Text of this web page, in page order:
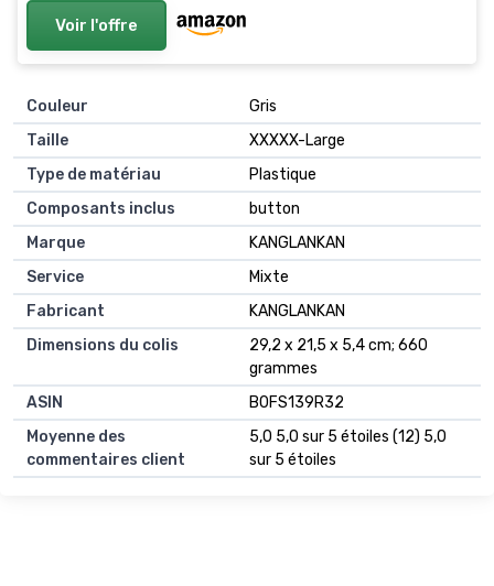
Voir l'offre
Couleur
‎Gris
Taille
‎XXXXX-Large
Type de matériau
‎Plastique
Composants inclus
‎button
Marque
‎KANGLANKAN
Service
‎Mixte
Fabricant
‎KANGLANKAN
Dimensions du colis
‎29,2 x 21,5 x 5,4 cm; 660
grammes
ASIN
‎B0FS139R32
Moyenne des
commentaires client
5,0 5,0 sur 5 étoiles (12) 5,0
sur 5 étoiles